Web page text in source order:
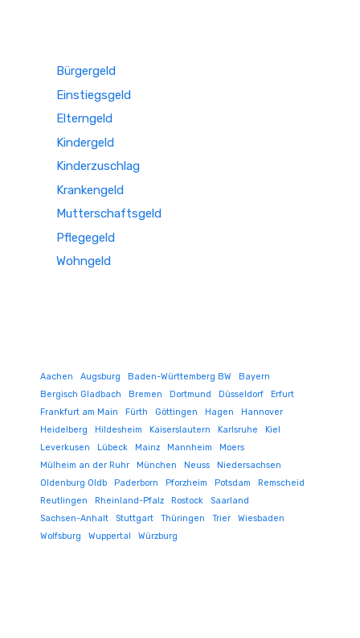
Bürgergeld
Einstiegsgeld
Elterngeld
Kindergeld
Kinderzuschlag
Krankengeld
Mutterschaftsgeld
Pflegegeld
Wohngeld
Aachen Augsburg Baden-Württemberg BW
Bayern
Bergisch Gladbach
Bremen Dortmund Düsseldorf
Erfurt
Frankfurt am Main
Fürth Göttingen Hagen
Hannover
Heidelberg
Hildesheim Kaiserslautern Karlsruhe
Kiel
Leverkusen
Lübeck Mainz Mannheim
Moers
Mülheim an der Ruhr
München Neuss
Niedersachsen
Oldenburg Oldb
Paderborn Pforzheim Potsdam
Remscheid
Reutlingen
Rheinland-Pfalz Rostock
Saarland
Sachsen-Anhalt
Stuttgart Thüringen Trier
Wiesbaden
Wolfsburg
Wuppertal Würzburg